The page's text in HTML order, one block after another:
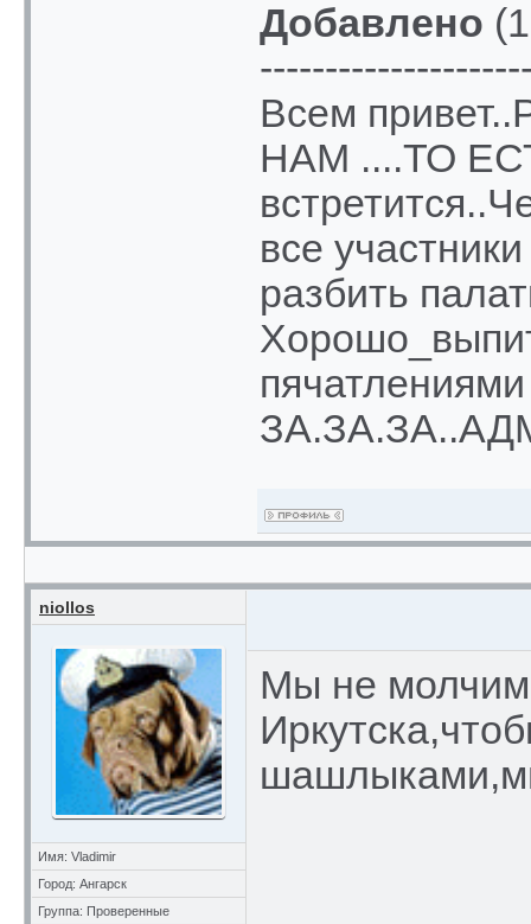
Добавлено
Всем
НАМ ....ТО
все
разбить
niollos
Имя: Vladimir
Город: Ангарск
Группа: Проверенные
Мы не